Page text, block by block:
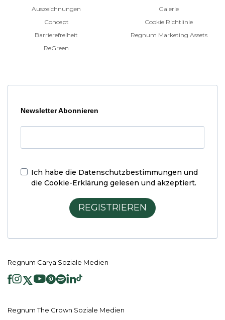
Auszeichnungen
Concept
Barrierefreiheit
ReGreen
Galerie
Cookie Richtlinie
Regnum Marketing Assets
Newsletter Abonnieren
Ich habe die Datenschutzbestimmungen und
die Cookie-Erklärung gelesen und akzeptiert.
REGISTRIEREN
Regnum Carya Soziale Medien
Regnum The Crown Soziale Medien